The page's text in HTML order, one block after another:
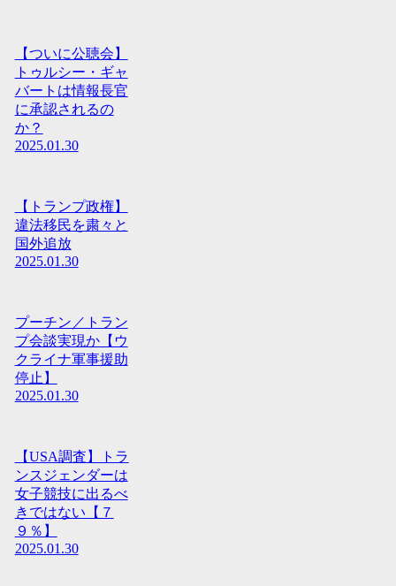
【ついに公聴会】
トゥルシー・ギャ
バートは情報長官
に承認されるの
か？
2025.01.30
【トランプ政権】
違法移民を粛々と
国外追放
2025.01.30
プーチン／トラン
プ会談実現か【ウ
クライナ軍事援助
停止】
2025.01.30
【USA調査】トラ
ンスジェンダーは
女子競技に出るべ
きではない【７
９％】
2025.01.30